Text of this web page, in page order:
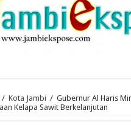
/ Kota Jambi / Gubernur Al Haris
Kelapa Sawit Berkelanjutan